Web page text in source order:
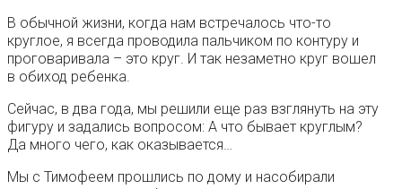
В обычной жизни, когда нам встречалось что-то
круглое, я всегда проводила пальчиком по контуру и
проговаривала – это круг. И так незаметно круг вошел
в обиход ребенка.
Сейчас, в два года, мы решили еще раз взглянуть на эту
фигуру и задались вопросом: А что бывает круглым?
Да много чего, как оказывается…
Мы с Тимофеем прошлись по дому и насобирали